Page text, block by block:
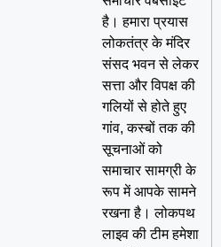
है। हमारा प्रयास
लोकतंत्र के मंदिर
संसद भवन से लेकर
सत्ता और विपक्ष की
गलियों से होते हुए
गांव, कस्बों तक की
सूचनाओं को
समाचार सामग्री के
रूप में आपके सामने
रखना है। लोकपथ
लाइव की टीम हमेशा